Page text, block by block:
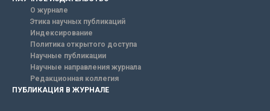
О журнале
Этика научных публикаций
Индексирование
Политика открытого доступа
Научные публикации
Научные направления журнала
Редакционная коллегия
ПУБЛИКАЦИЯ В ЖУРНАЛЕ